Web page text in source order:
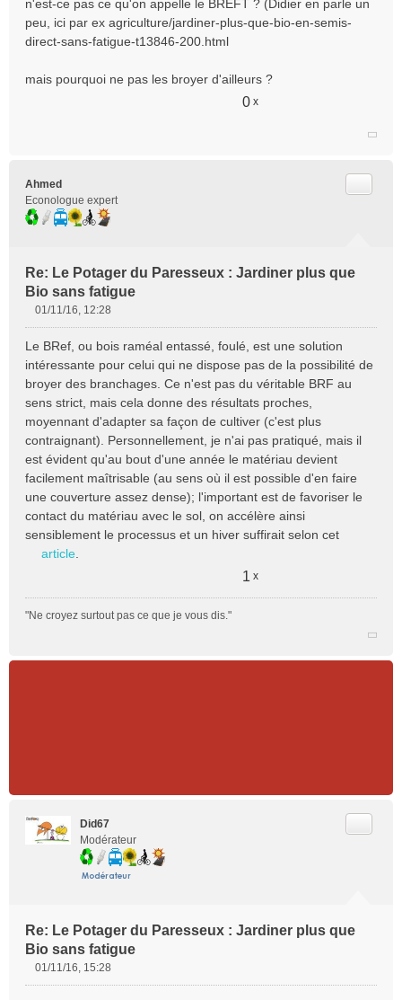
n'est-ce pas ce qu'on appelle le BREFT ? (Didier en parle un
peu, ici par ex agriculture/jardiner-plus-que-bio-en-semis-
direct-sans-fatigue-t13846-200.html
mais pourquoi ne pas les broyer d'ailleurs ?
0 x
Ahmed
Econologue expert
Re: Le Potager du Paresseux : Jardiner plus que
Bio sans fatigue
s
s
a
g
e
n
l
u
01/11/16, 12:28
Le BRef, ou bois raméal entassé, foulé, est une solution
intéressante pour celui qui ne dispose pas de la possibilité de
broyer des branchages. Ce n'est pas du véritable BRF au
sens strict, mais cela donne des résultats proches,
moyennant d'adapter sa façon de cultiver (c'est plus
contraignant). Personnellement, je n'ai pas pratiqué, mais il
est évident qu'au bout d'une année le matériau devient
facilement maîtrisable (au sens où il est possible d'en faire
une couverture assez dense); l'important est de favoriser le
contact du matériau avec le sol, on accélère ainsi
sensiblement le processus et un hiver suffirait selon cet
article
1 x
"Ne croyez surtout pas ce que je vous dis."
Did67
Modérateur
Re: Le Potager du Paresseux : Jardiner plus que
Bio sans fatigue
01/11/16, 15:28